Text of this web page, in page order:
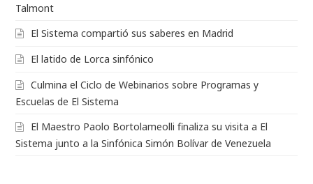
Talmont
El Sistema compartió sus saberes en Madrid
El latido de Lorca sinfónico
Culmina el Ciclo de Webinarios sobre Programas y
Escuelas de El Sistema
El Maestro Paolo Bortolameolli finaliza su visita a El
Sistema junto a la Sinfónica Simón Bolívar de Venezuela